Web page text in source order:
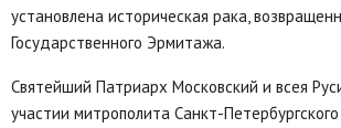
установлена историческая рака,
Государственного Эрмитажа.
Святейший Патриарх Московский и всея
участии митрополита Санкт-